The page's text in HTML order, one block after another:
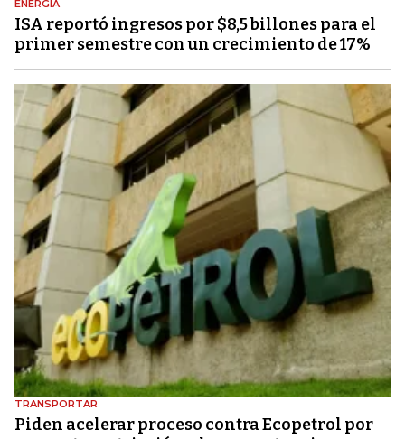
ENERGÍA
ISA reportó ingresos por $8,5 billones para el
primer semestre con un crecimiento de 17%
TRANSPORTAR
Piden acelerar proceso contra Ecopetrol por